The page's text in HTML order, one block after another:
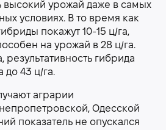
высокий урожай даже в самых
условиях. В то время как
покажут 10-15 ц/га,
на урожай в 28 ц/га.
результативность гибрида
до 43 ц/га.
аграрии
Одесской
показатель не опускался